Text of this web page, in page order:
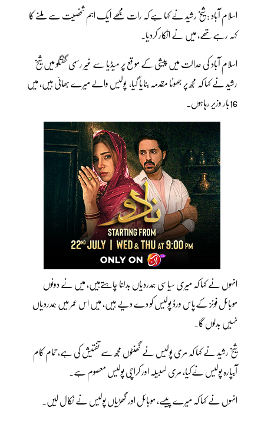
اسلام آباد : شیخ رشید نے کہا ہے کہ رات مجھے ایک اہم شخصیت سے ملنے کا
کہہ رہےتھے، میں نے انکار کردیا۔
اسلام آباد کی عدالت میں پیشی کے موقع پر میڈیا سے غیر رسمی گفتگو میں شیخ
رشید نے کہا کہ مجھ پر جھوٹا مقدمہ بنایا گیا، پولیس والے میرے بھائی ہیں، میں
16بار وزیر رہاہوں۔
انہوں نے کہا کہ میری سیاسی ہمدردیاں بدلنا چاہتےہیں، میں نے دونوں
موبائل فونز کےپاس ورڈ پولیس کو دے دیے ہیں، میں اس عمر میں ہمدردیاں
نہیں بدلوں گا۔
شیخ رشید نے کہا کہ مری پولیس نے گھنٹوں مجھ سے تفتیش کی ہے، تمام کام
آبپارہ پولیس نےکیا، مری لسبیلہ اور کراچی پولیس معصوم ہے۔
انہوں نے کہا کہ میرے پیسے، موبائل اور گھڑیاں پولیس نے نکال لیں۔